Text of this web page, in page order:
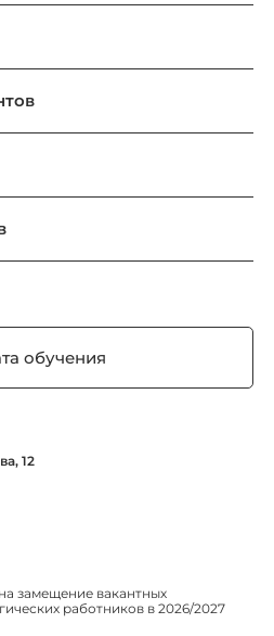
обучения
12
замещение вакантных
работников в 2026/2027